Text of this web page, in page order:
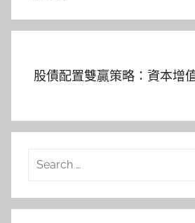
覽
股債配置雙贏策略：資本增
Search